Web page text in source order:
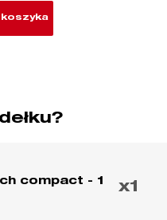
compact - 1
x1